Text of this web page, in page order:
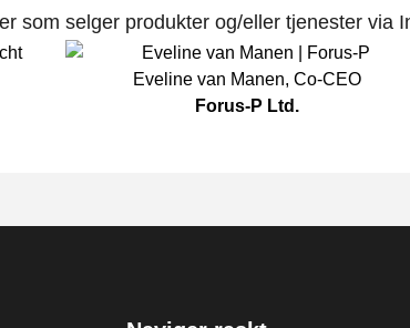
som selger produkter og/eller tjenester via
Eveline van Manen, Co-CEO
Forus-P Ltd.